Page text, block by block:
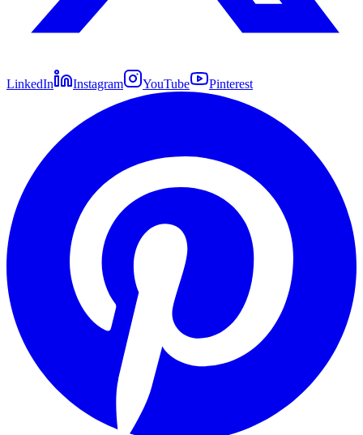
LinkedIn Instagram YouTube Pinterest